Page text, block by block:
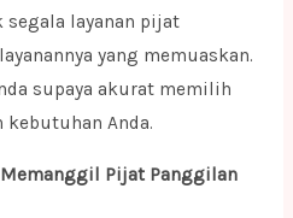
segala layanan pijat
yang memuaskan.
supaya akurat memilih
kebutuhan Anda.
Pijat Panggilan